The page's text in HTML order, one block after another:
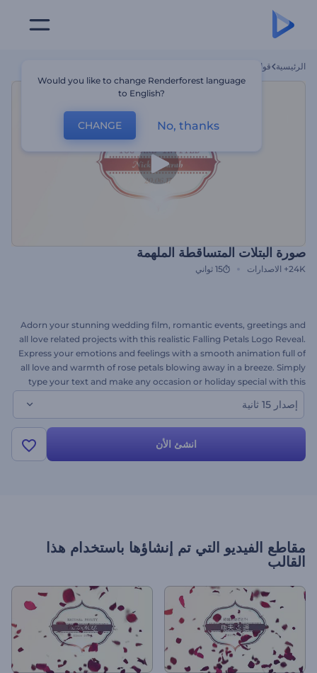
الرئيسية قوالب
صورة البتلات المتساقطة الملهمة
24K+ الاصدارات 15 ثواني
Adorn your stunning wedding film, romantic events, greetings and
all love related projects with this realistic Falling Petals Logo Reveal.
Express your emotions and feelings with a smooth animation full of
all love and warmth of rose petals blowing away in a breeze. Simply
type your text and make any occasion or holiday special with this
video creation platform. This is the text version of the template. Try
it out today- it's free.
إصدار 15 ثانية
انشئ الأن
مقاطع الفيديو التي تم إنشاؤها باستخدام هذا
القالب
Would you like to change Renderforest language
to English?
CHANGE No, thanks